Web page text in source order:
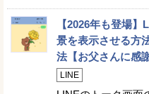
【2026年も登場
景を表示させる方
法【お父さんに感
LINE